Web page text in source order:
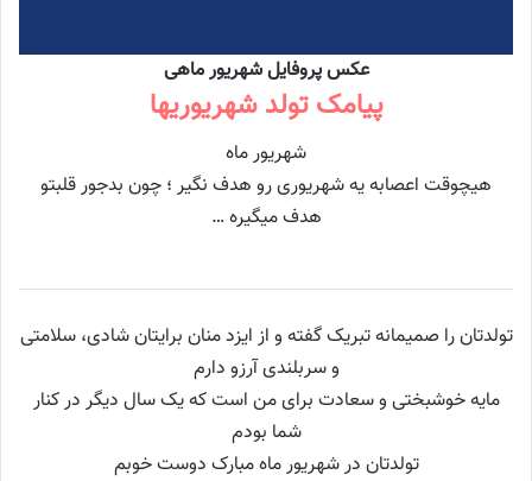
عکس پروفایل شهریور ماهی
پیامک تولد شهریوریها
شهریور ماه
هیچوقت اعصابه یه شهریوری رو هدف نگیر ؛ چون بدجور قلبتو
هدف میگیره …
تولدتان را صمیمانه تبریک گفته و از ایزد منان برایتان شادی، سلامتی
و سربلندی آرزو دارم
مایه خوشبختی و سعادت برای من است که یک سال دیگر در کنار
شما بودم
تولدتان در شهریور ماه مبارک دوست خوبم